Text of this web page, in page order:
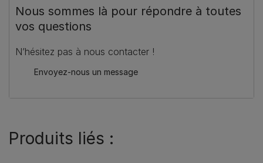
Nous sommes là pour répondre à toutes
vos questions
N’hésitez pas à nous contacter !
Envoyez-nous un message
Produits liés :